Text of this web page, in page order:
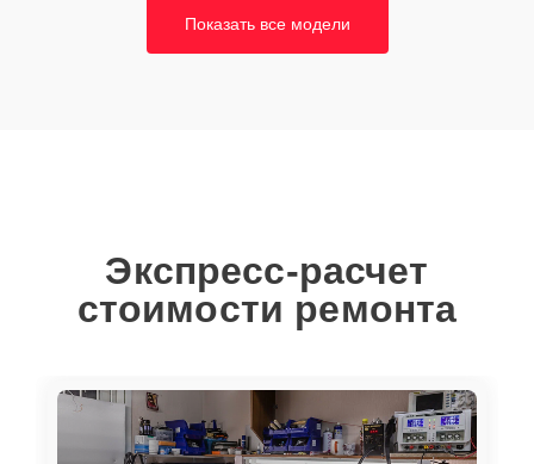
Показать все модели
Экспресс-расчет
стоимости ремонта